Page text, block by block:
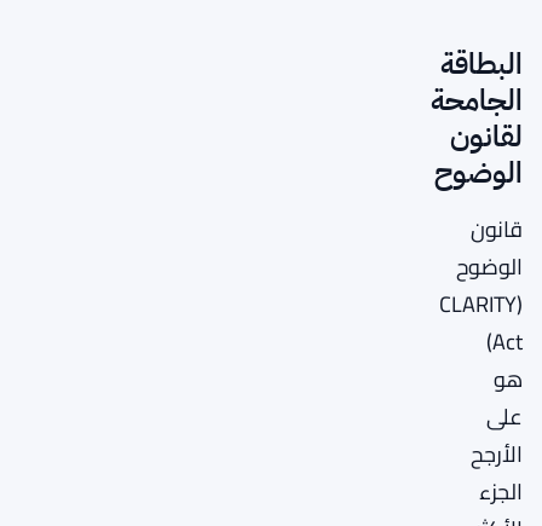
البطاقة
الجامحة
لقانون
الوضوح
قانون
الوضوح
(CLARITY
Act)
هو
على
الأرجح
الجزء